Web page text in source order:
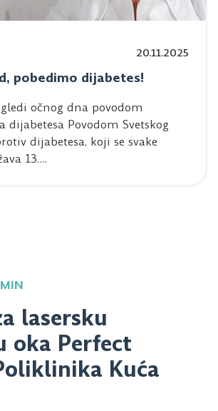
20.11.2025
pobedimo dijabetes!
očnog dna povodom
dijabetesa Povodom Svetskog
dijabetesa, koji se svake
13….
lasersku
oka Perfect
Kuća